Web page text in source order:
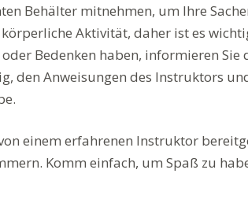
Behälter mitnehmen, um Ihre
Aktivität, daher ist es
Bedenken haben, informieren Sie
den Anweisungen des Instruktors
einem erfahrenen Instruktor
Komm einfach, um Spaß zu